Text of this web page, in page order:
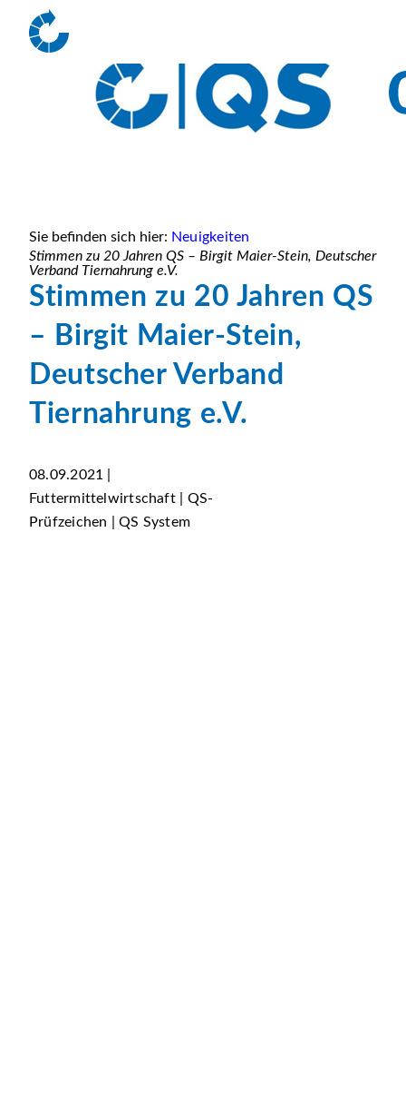
Sie befinden sich hier: Neuigkeiten
Stimmen zu 20 Jahren QS – Birgit Maier-Stein, Deutscher
Verband Tiernahrung e.V.
Stimmen zu 20 Jahren QS
– Birgit Maier-Stein,
Deutscher Verband
Tiernahrung e.V.
08.09.2021 |
Futtermittelwirtschaft | QS-
Prüfzeichen | QS System